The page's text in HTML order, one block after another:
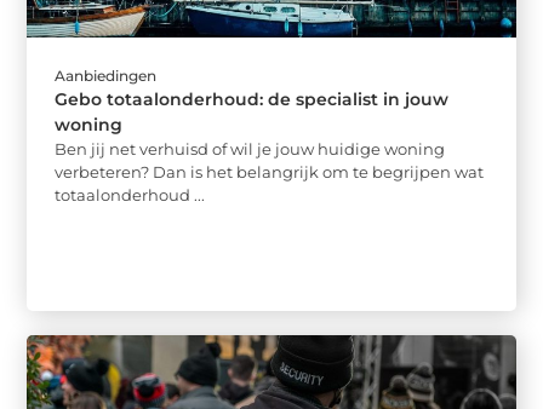
Aanbiedingen
Gebo totaalonderhoud: de specialist in jouw
woning
Ben jij net verhuisd of wil je jouw huidige woning
verbeteren? Dan is het belangrijk om te begrijpen wat
totaalonderhoud ...